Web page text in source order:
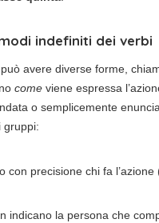
indefiniti dei verbi
avere diverse forme,
come viene espressa
o semplicemente
gruppi:
con precisione chi fa l’azione
indicano la persona che